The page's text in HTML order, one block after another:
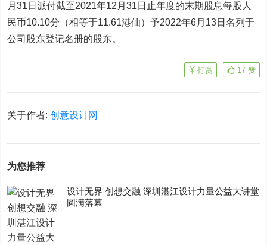
月31日派付截至2021年12月31日止年度的末期股息每股人
民币10.10分（相等于11.61港仙）予2022年6月13日名列于
公司股东登记名册的股东。
17 赞
打赏
关于作者:创意设计网
为您推荐
设计无界 创想交融 深圳湛江设计力量公益大讲堂
圆满落幕